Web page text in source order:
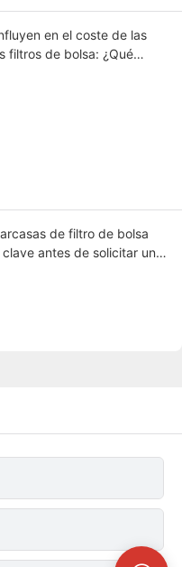
en el coste de las
filtros de bolsa: ¿Qué
de filtro de bolsa
antes de solicitar un